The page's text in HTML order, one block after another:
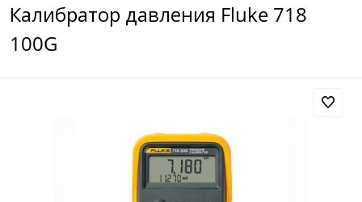
Калибратор давления Fluke 718
100G